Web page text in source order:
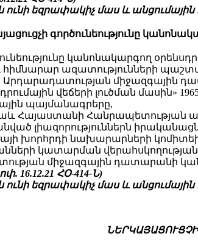
ունի եզրափակիչ մաս և անցումային
գործունեությունը
կանոնակարգող
ազատությունների
միջազգային
վեճերի լուծման մասին»
պայմանագրերը,
նաև Հայաստանի Հանրապետության
լիազորություններն
խորհրդի նախարարների
կատարման
միջազգային դատարանի
16.12.21 ՀՕ-414-Ն)
ունի եզրափակիչ մաս և անցումային